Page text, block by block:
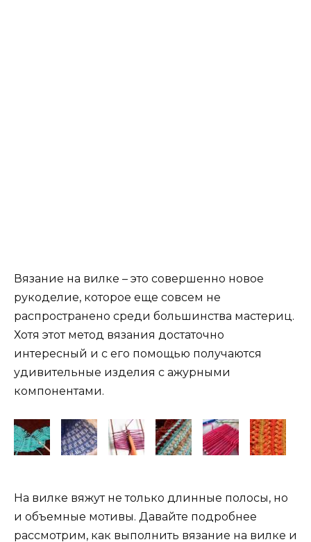
Вязание на вилке – это совершенно новое
рукоделие, которое еще совсем не
распространено среди большинства мастериц.
Хотя этот метод вязания достаточно
интересный и с его помощью получаются
удивительные изделия с ажурными
компонентами.
На вилке вяжут не только длинные полосы, но
и объемные мотивы. Давайте подробнее
рассмотрим, как выполнить вязание на вилке и